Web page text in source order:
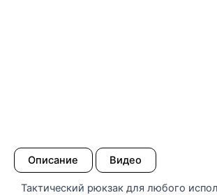
Описание Видео
Тактический рюкзак для любого